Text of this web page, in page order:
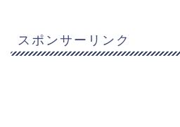
スポンサーリンク